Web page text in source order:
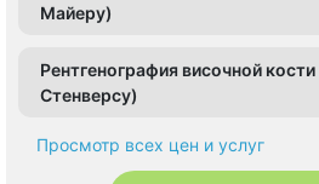
Майеру)
Рентгенография височной
Стенверсу)
Просмотр всех цен и услуг